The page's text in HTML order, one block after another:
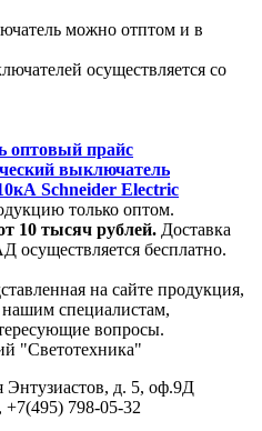
можно отптом и в
осуществляется со
оптовый прайс
выключатель
Schneider Electric
только оптом.
10 тысяч рублей. Доставка
бесплатно.
на сайте продукция,
нашим специалистам,
вопросы.
"Светотехника"
Энтузиастов, д. 5, оф.9Д
+7(495) 798-05-32